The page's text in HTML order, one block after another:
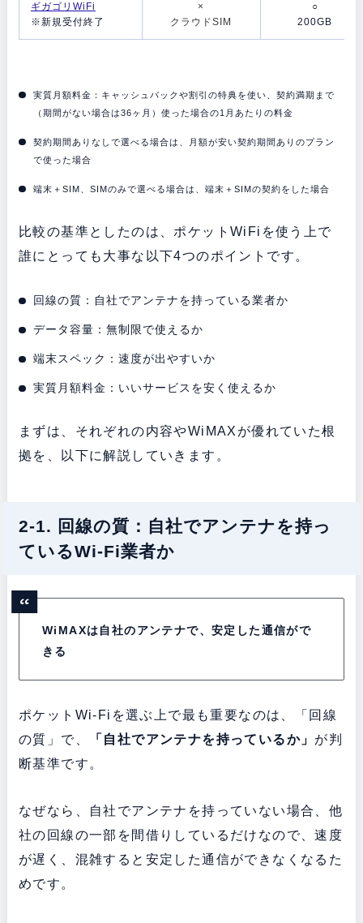
ギガゴリWiFi
※新規受付終了
×
クラウドSIM
○
200GB
実質月額料金：キャッシュバックや割引の特典を使い、契約満期まで
（期間がない場合は36ヶ月）使った場合の1月あたりの料金
契約期間ありなしで選べる場合は、月額が安い契約期間ありのプラン
で使った場合
端末＋SIM、SIMのみで選べる場合は、端末＋SIMの契約をした場合
比較の基準としたのは、ポケットWiFiを使う上で
誰にとっても大事な以下4つのポイントです。
回線の質：自社でアンテナを持っている業者か
データ容量：無制限で使えるか
端末スペック：速度が出やすいか
実質月額料金：いいサービスを安く使えるか
まずは、それぞれの内容やWiMAXが優れていた根
拠を、以下に解説していきます。
2-1. 回線の質：自社でアンテナを持っ
ているWi-Fi業者か
WiMAXは自社のアンテナで、安定した通信がで
きる
ポケットWi-Fiを選ぶ上で最も重要なのは、「回線
の質」で、
「自社でアンテナを持っているか」 が判
断基準です。
なぜなら、自社でアンテナを持っていない場合、他
社の回線の一部を間借りしているだけなので、速度
が遅く、混雑すると安定した通信ができなくなるた
めです。